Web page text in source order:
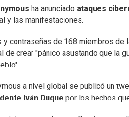
ha anunciado ataques
y las manifestaciones.
y contraseñas de 168 miembros de
de crear "pánico asustando que la
a nivel global se publicó un
Iván Duque por los hechos